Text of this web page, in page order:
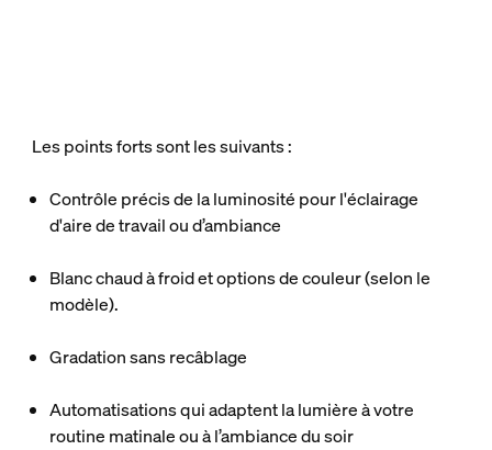
Les points forts sont les suivants :
Contrôle précis de la luminosité pour l'éclairage
d'aire de travail ou d’ambiance
Blanc chaud à froid et options de couleur (selon le
modèle).
Gradation sans recâblage
Automatisations qui adaptent la lumière à votre
routine matinale ou à l’ambiance du soir